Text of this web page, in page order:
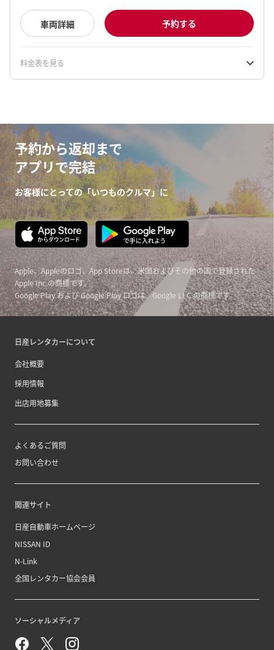
車両詳細 予約する
料金表を見る
予約から返却まで
アプリで完結
お客様にとっての「いつものクルマ」に
Apple、Appleのロゴ、App Storeは、米国およびその他の国で登録された
Apple Inc.の商標です。
Google Play および Google Play ロゴは、Google LLC の商標です。
日産レンタカーについて
会社概要
採用情報
出店用地募集
よくあるご質問
お問い合わせ
関連サイト
日産自動車ホームページ
NISSAN ID
N-Link
全国レンタカー協会会員
ソーシャルメディア